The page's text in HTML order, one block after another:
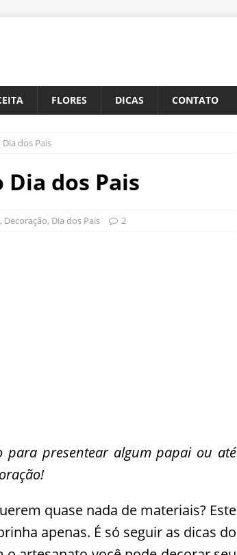
FLORES DICAS CONTATO
dos Pais
dos Pais
, Decoração, Dia dos Pais 2
para presentear algum papai ou até
quase nada de materiais? Este
apenas. É só seguir as dicas do